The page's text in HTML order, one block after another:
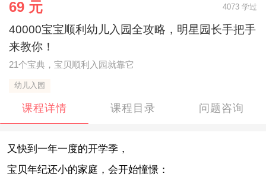
69 元 4073 学过
40000宝宝顺利幼儿入园全攻略，明星园长手把手
来教你！
21个宝典，宝贝顺利入园就靠它
幼儿入园
课程详情 课程目录 问题咨询
又快到一年一度的开学季，
宝贝年纪还小的家庭，会开始憧憬：